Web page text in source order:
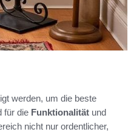
werden, um die beste
für die Funktionalität und
nicht nur ordentlicher,